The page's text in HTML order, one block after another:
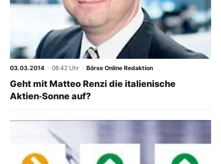
03.03.2014 · 08:42 Uhr · Börse Online Redaktion
Geht mit Matteo Renzi die italienische
Aktien‑Sonne auf?